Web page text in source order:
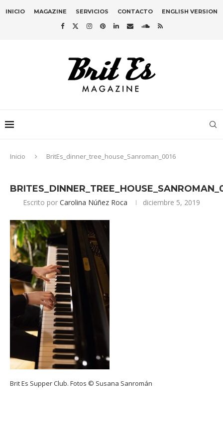
INICIO MAGAZINE SERVICIOS CONTACTO ENGLISH VERSION
Inicio BritEs_dinner_tree_house_Sanroman_0016
Escrito por Carolina Núñez Roca diciembre 5, 2019
Brit Es Supper Club. Fotos © Susana Sanromán